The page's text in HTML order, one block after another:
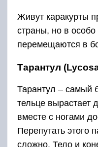
Живут каракурты
страны, но в особо
перемещаются в
Тарантул
Тарантул – самый
тельце вырастает
вместе с ногами
Перепутать этого
сложно. Тело и